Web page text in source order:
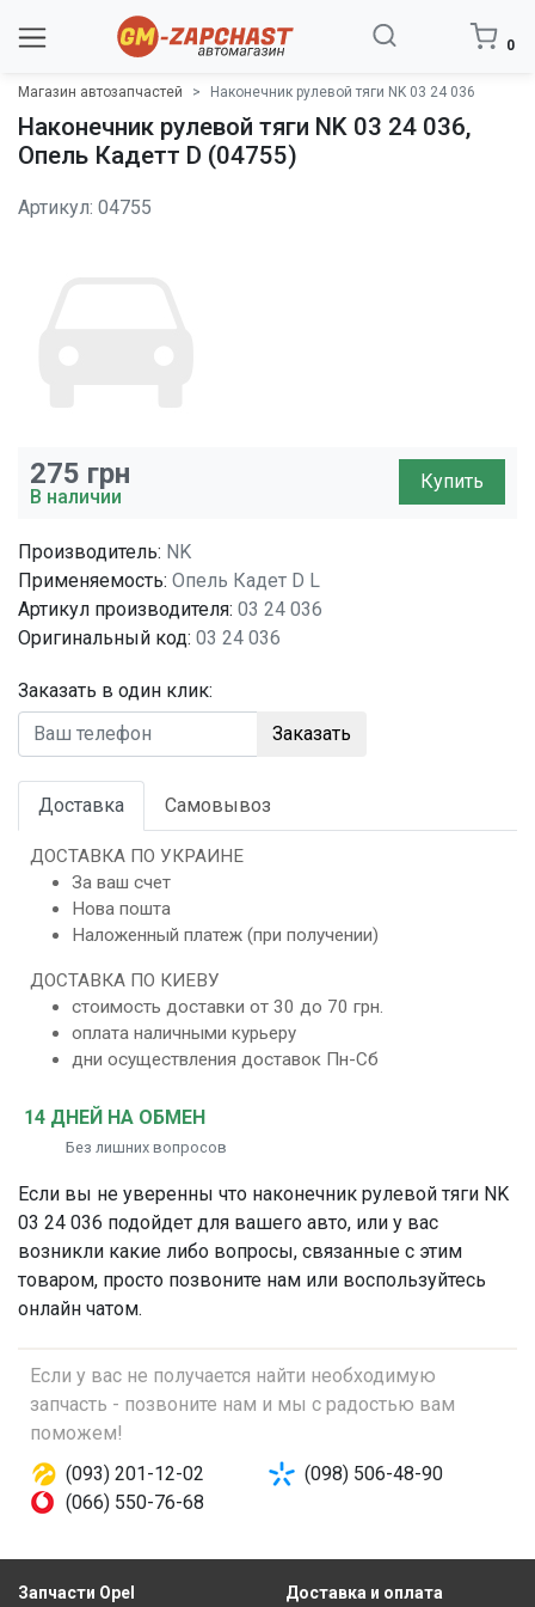
0
Магазин автозапчастей Наконечник рулевой тяги NK 03 24 036
Наконечник рулевой тяги NK 03 24 036,
Опель Кадетт D (04755)
Артикул: 04755
275 грн
В наличии
Купить
Производитель: NK
Применяемость: Опель Кадет D L
Артикул производителя: 03 24 036
Оригинальный код: 03 24 036
Заказать в один клик:
Заказать
Доставка Самовывоз
ДОСТАВКА ПО УКРАИНЕ
За ваш счет
Нова пошта
Наложенный платеж (при получении)
ДОСТАВКА ПО КИЕВУ
стоимость доставки от 30 до 70 грн.
оплата наличными курьеру
дни осуществления доставок Пн-Сб
14 ДНЕЙ НА ОБМЕН
Без лишних вопросов
Если вы не уверенны что наконечник рулевой тяги NK
03 24 036 подойдет для вашего авто, или у вас
возникли какие либо вопросы, связанные с этим
товаром, просто позвоните нам или воспользуйтесь
онлайн чатом.
Если у вас не получается найти необходимую
запчасть - позвоните нам и мы с радостью вам
поможем!
(093) 201-12-02
(098) 506-48-90
(066) 550-76-68
Запчасти Opel Доставка и оплата